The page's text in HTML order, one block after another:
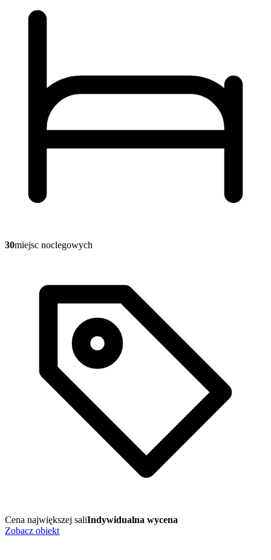
30miejsc noclegowych
Cena największej saliIndywidualna wycena
Zobacz obiekt